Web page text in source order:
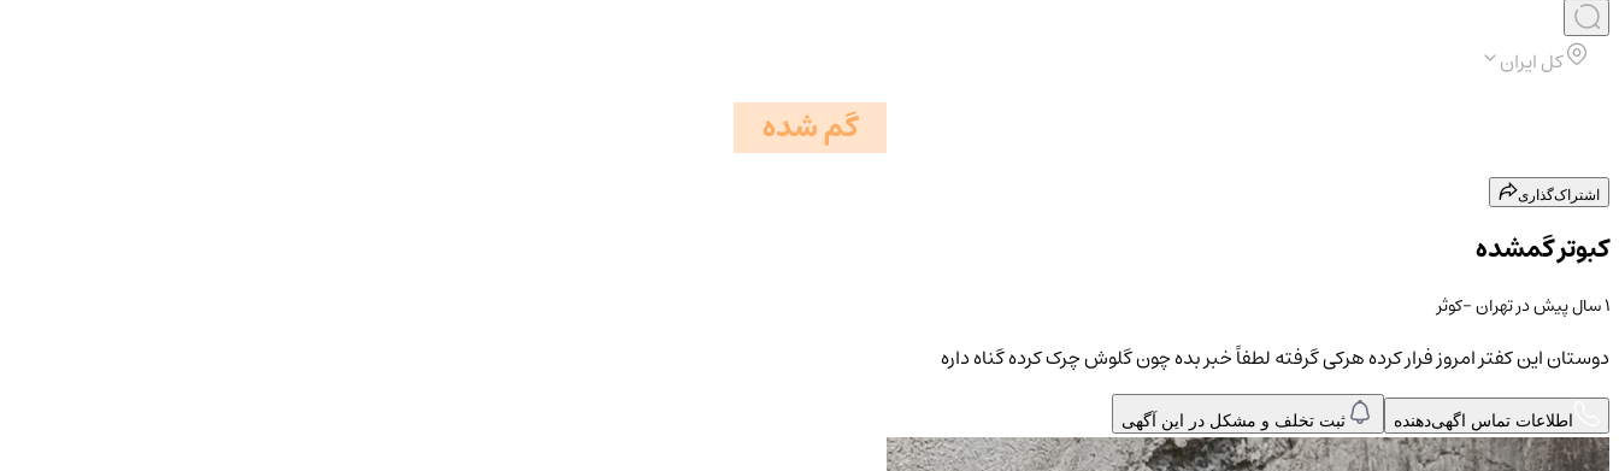
کل ایران
گم شده
اشتراک‌گذاری
کبوتر گمشده
۱ سال پیش درتهران-کوثر
دوستان این کفتر امروز فرار کرده هرکی گرفته لطفاً خبر بده چون گلوش چرک کرده گناه داره
اطلاعات تماس اگهی‌دهنده ثبت تخلف و مشکل در این آگهی